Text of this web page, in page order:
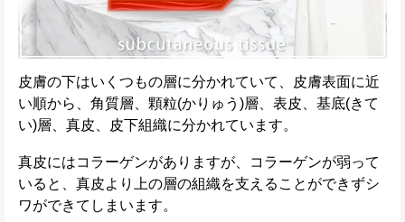
皮膚の下はいくつもの層に分かれていて、皮膚表面に近
い順から、角質層、顆粒(かりゅう)層、表皮、基底(きて
い)層、真皮、皮下組織に分かれています。
真皮にはコラーゲンがありますが、コラーゲンが弱って
いると、真皮より上の層の組織を支えることができずシ
ワができてしまいます。